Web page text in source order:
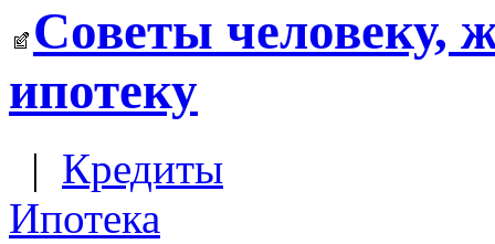
Советы человеку,
ипотеку
| Кредиты
Ипотека